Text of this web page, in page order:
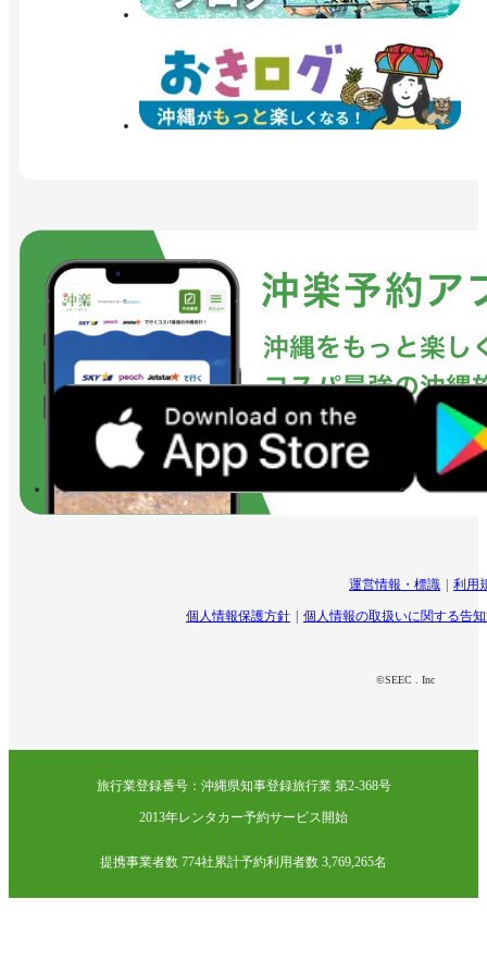
運営情報・標識 利用
個人情報保護方針 個人情報の取扱いに関する告
©SEEC . Inc
旅行業登録番号：沖縄県知事登録旅行業 第2-368号
2013年レンタカー予約サービス開始
提携事業者数 774社累計予約利用者数 3,769,265名